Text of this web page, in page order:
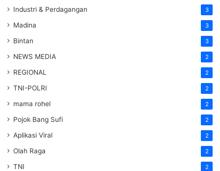
Industri & Perdagangan 3
Madina 3
Bintan 3
NEWS MEDIA 2
REGIONAL 2
TNI-POLRI 2
mama rohel 2
Pojok Bang Sufi 2
Aplikasi Viral 2
Olah Raga 2
TNI 2